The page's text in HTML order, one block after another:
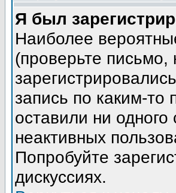
Я был
Наиболее
(проверьте письмо,
запись по каким-
оставили ни
неактивных
Попробуйте
дискуссиях.